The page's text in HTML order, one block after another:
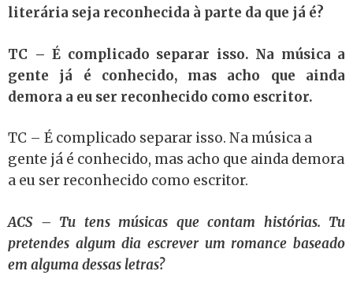
literária seja reconhecida à parte da que já é?
TC – É complicado separar isso. Na música a
gente já é conhecido, mas acho que ainda
demora a eu ser reconhecido como escritor.
TC – É complicado separar isso. Na música a
gente já é conhecido, mas acho que ainda demora
a eu ser reconhecido como escritor.
ACS – Tu tens músicas que contam histórias. Tu
pretendes algum dia escrever um romance baseado
em alguma dessas letras?